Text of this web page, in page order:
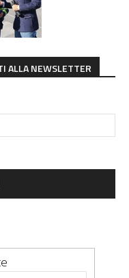
ALLA NEWSLETTER